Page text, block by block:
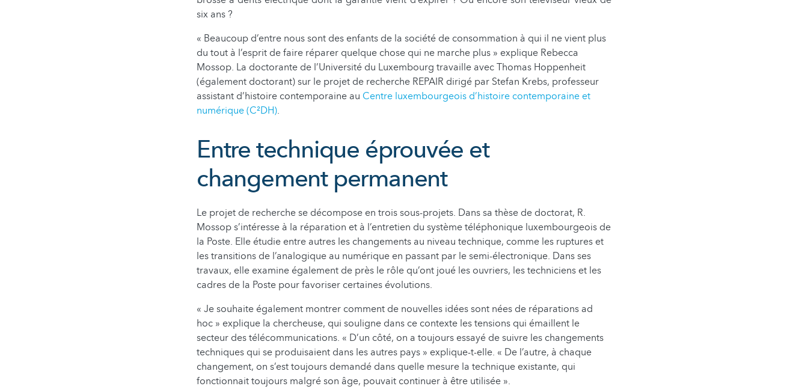
six ans ?
« Beaucoup d’entre nous sont des enfants de la société de consommation à qui il ne vient plus
du tout à l’esprit de faire réparer quelque chose qui ne marche plus » explique Rebecca
Mossop. La doctorante de l’Université du Luxembourg travaille avec Thomas Hoppenheit
(également doctorant) sur le projet de recherche REPAIR dirigé par Stefan Krebs, professeur
assistant d’histoire contemporaine au Centre luxembourgeois d’histoire contemporaine et
numérique (C²DH).
Entre technique éprouvée et
changement permanent
Le projet de recherche se décompose en trois sous-projets. Dans sa thèse de doctorat, R.
Mossop s’intéresse à la réparation et à l’entretien du système téléphonique luxembourgeois de
la Poste. Elle étudie entre autres les changements au niveau technique, comme les ruptures et
les transitions de l’analogique au numérique en passant par le semi-électronique. Dans ses
travaux, elle examine également de près le rôle qu’ont joué les ouvriers, les techniciens et les
cadres de la Poste pour favoriser certaines évolutions.
« Je souhaite également montrer comment de nouvelles idées sont nées de réparations ad
hoc » explique la chercheuse, qui souligne dans ce contexte les tensions qui émaillent le
secteur des télécommunications. « D’un côté, on a toujours essayé de suivre les changements
techniques qui se produisaient dans les autres pays » explique-t-elle. « De l’autre, à chaque
changement, on s’est toujours demandé dans quelle mesure la technique existante, qui
fonctionnait toujours malgré son âge, pouvait continuer à être utilisée ».